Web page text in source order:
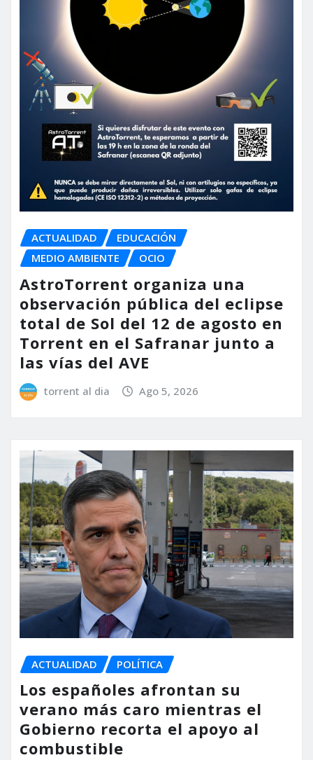
ACTUALIDAD
EDUCACIÓN
MEDIO AMBIENTE
OCIO
AstroTorrent organiza una
observación pública del eclipse
total de Sol del 12 de agosto en
Torrent en el Safranar junto a
las vías del AVE
torrent al dia Ago 5, 2026
ACTUALIDAD POLÍTICA
Los españoles afrontan su
verano más caro mientras el
Gobierno recorta el apoyo al
combustible